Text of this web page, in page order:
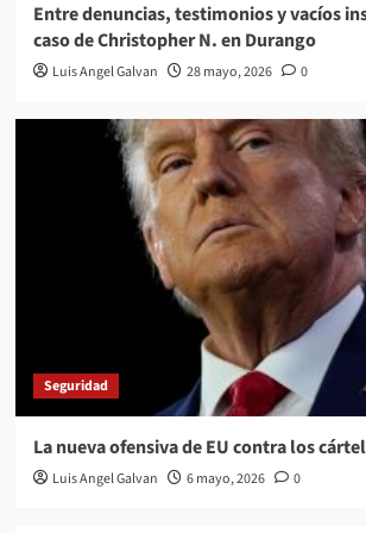
Entre denuncias, testimonios y vacíos
caso de Christopher N. en Durango
Luis Angel Galvan 28 mayo, 2026 0
Seguridad
La nueva ofensiva de EU contra los
Luis Angel Galvan 6 mayo, 2026 0